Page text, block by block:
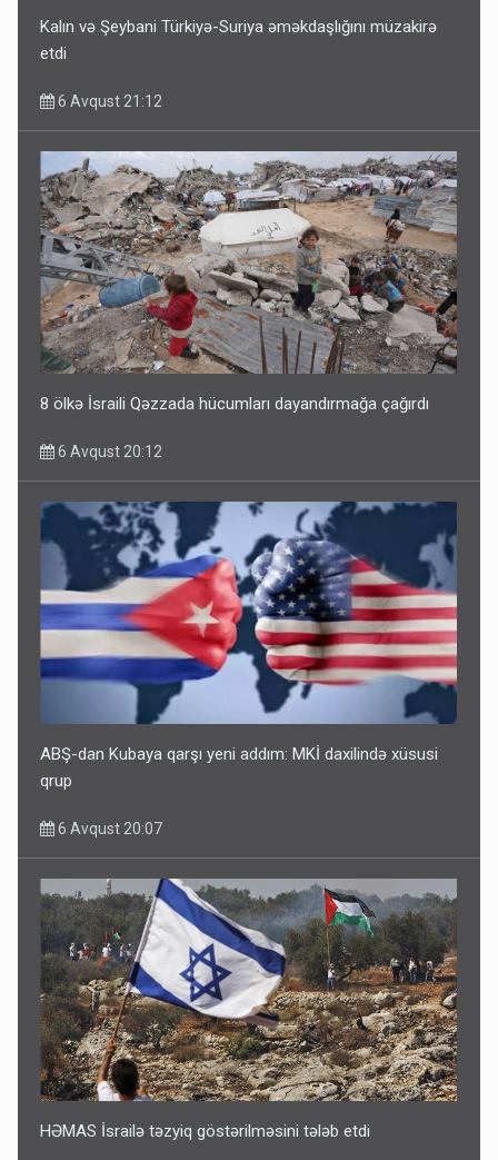
Kalın və Şeybani Türkiyə-Suriya əməkdaşlığını müzakirə
etdi
6 Avqust 21:12
8 ölkə İsraili Qəzzada hücumları dayandırmağa çağırdı
6 Avqust 20:12
ABŞ-dan Kubaya qarşı yeni addım: MKİ daxilində xüsusi
qrup
6 Avqust 20:07
HƏMAS İsrailə təzyiq göstərilməsini tələb etdi